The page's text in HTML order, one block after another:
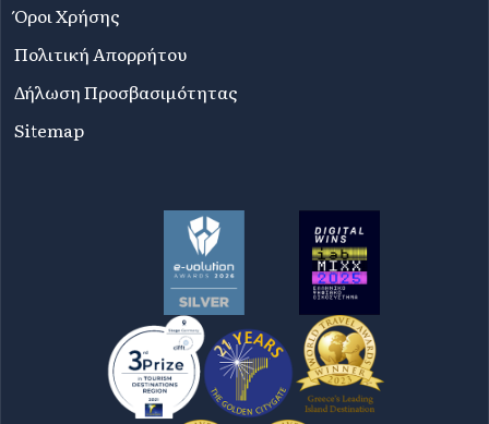
Όροι Χρήσης
Πολιτική Απορρήτου
Δήλωση Προσβασιμότητας
Sitemap